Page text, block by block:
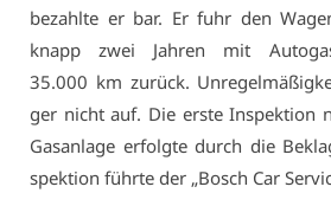
be­zahl­te er bar. Er fuhr den
knapp zwei Jah­ren mit
35.000 km zu­rück.
ger nicht auf. Die ers­te In­spek­ti­on
Gas­an­la­ge er­folg­te durch die
spek­ti­on führ­te der „Bosch Car